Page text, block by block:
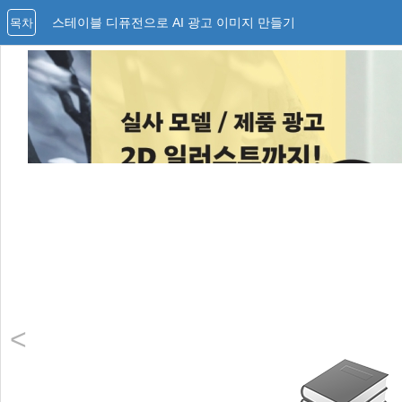
스테이블 디퓨전으로 AI 광고 이미지 만들기
목차
<